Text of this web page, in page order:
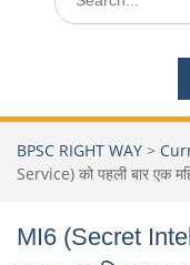
BPSC RIGHT WAY >
Service) को पहली बार एक
MI6 (Secret